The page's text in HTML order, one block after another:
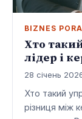
BIZNES
Хто
лідер і
28 січень
Хто такий
різниця між